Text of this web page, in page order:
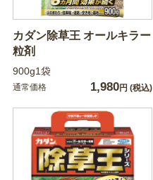
カダン除草王 オールキラー
粒剤
900g1袋
通常価格 1,980円 (税込)